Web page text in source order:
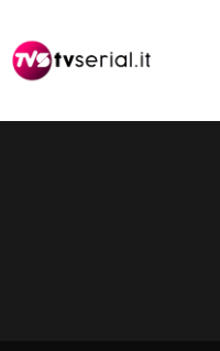
alla
navigazione
contenuto